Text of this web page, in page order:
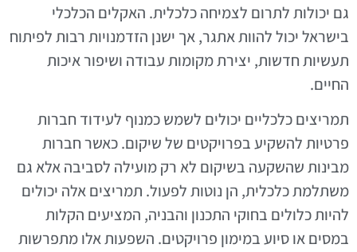
גם יכולות לתרום לצמיחה כלכלית. האקלים הכלכלי
בישראל יכול להוות אתגר, אך ישנן הזדמנויות רבות לפיתוח
תעשיות חדשות, יצירת מקומות עבודה ושיפור איכות
החיים.
תמריצים כלכליים יכולים לשמש כמנוף לעידוד חברות
פרטיות להשקיע בפרויקטים של שיקום. כאשר חברות
מבינות שהשקעה בשיקום לא רק מועילה לסביבה אלא גם
משתלמת כלכלית, הן נוטות לפעול. תמריצים אלה יכולים
להיות כלולים בחוקי התכנון והבניה, המציעים הקלות
במסים או סיוע במימון פרויקטים. השפעות אלו מתפרשות